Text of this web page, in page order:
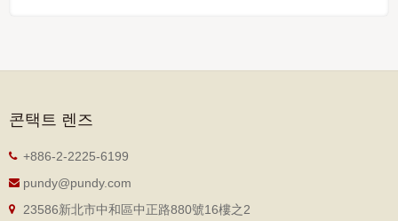
콘택트 렌즈
+886-2-2225-6199
pundy@pundy.com
23586新北市中和區中正路880號16樓之2